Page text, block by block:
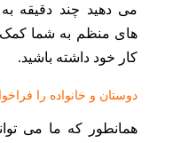
می دهید چند دقیقه
های منظم به شما کمک
کار خود داشته باشید.
دوستان و خانواده را
همانطور که ما می